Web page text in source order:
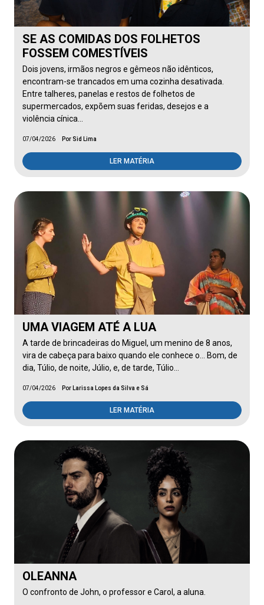
SE AS COMIDAS DOS FOLHETOS
FOSSEM COMESTÍVEIS
Dois jovens, irmãos negros e gêmeos não idênticos,
encontram-se trancados em uma cozinha desativada.
Entre talheres, panelas e restos de folhetos de
supermercados, expõem suas feridas, desejos e a
violência cínica…
07/04/2026 Por Sid Lima
LER MATÉRIA
UMA VIAGEM ATÉ A LUA
A tarde de brincadeiras do Miguel, um menino de 8 anos,
vira de cabeça para baixo quando ele conhece o... Bom, de
dia, Túlio, de noite, Júlio, e, de tarde, Túlio…
07/04/2026 Por Larissa Lopes da Silva e Sá
LER MATÉRIA
OLEANNA
O confronto de John, o professor e Carol, a aluna.